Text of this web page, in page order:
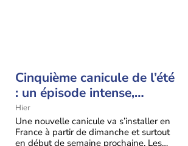
Cinquième canicule de l’été
: un épisode intense,
durable et étendu la
semaine prochaine
Hier
Une nouvelle canicule va s’installer en
France à partir de dimanche et surtout
en début de semaine prochaine. Les